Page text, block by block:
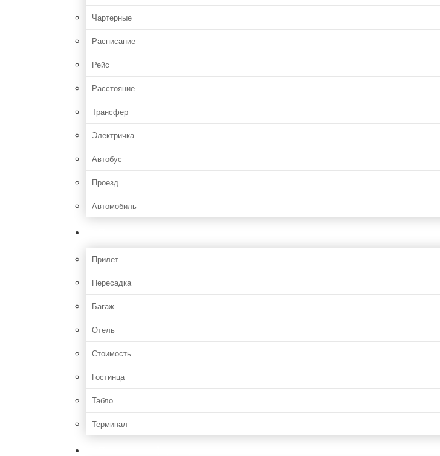
Чартерные
Расписание
Рейс
Расстояние
Трансфер
Электричка
Автобус
Проезд
Автомобиль
Прилет
Пересадка
Багаж
Отель
Стоимость
Гостинца
Табло
Терминал